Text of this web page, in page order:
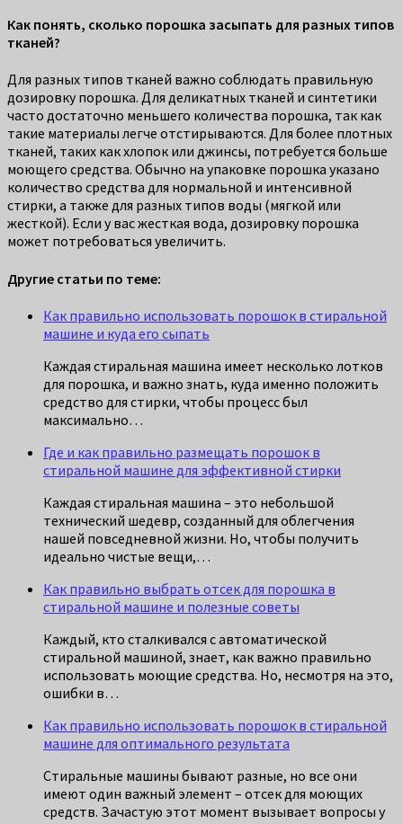
Как понять, сколько порошка засыпать для разных типов
тканей?
Для разных типов тканей важно соблюдать правильную
дозировку порошка. Для деликатных тканей и синтетики
часто достаточно меньшего количества порошка, так как
такие материалы легче отстирываются. Для более плотных
тканей, таких как хлопок или джинсы, потребуется больше
моющего средства. Обычно на упаковке порошка указано
количество средства для нормальной и интенсивной
стирки, а также для разных типов воды (мягкой или
жесткой). Если у вас жесткая вода, дозировку порошка
может потребоваться увеличить.
Другие статьи по теме:
Как правильно использовать порошок в стиральной
машине и куда его сыпать
Каждая стиральная машина имеет несколько лотков
для порошка, и важно знать, куда именно положить
средство для стирки, чтобы процесс был
максимально…
Где и как правильно размещать порошок в
стиральной машине для эффективной стирки
Каждая стиральная машина – это небольшой
технический шедевр, созданный для облегчения
нашей повседневной жизни. Но, чтобы получить
идеально чистые вещи,…
Как правильно выбрать отсек для порошка в
стиральной машине и полезные советы
Каждый, кто сталкивался с автоматической
стиральной машиной, знает, как важно правильно
использовать моющие средства. Но, несмотря на это,
ошибки в…
Как правильно использовать порошок в стиральной
машине для оптимального результата
Стиральные машины бывают разные, но все они
имеют один важный элемент – отсек для моющих
средств. Зачастую этот момент вызывает вопросы у